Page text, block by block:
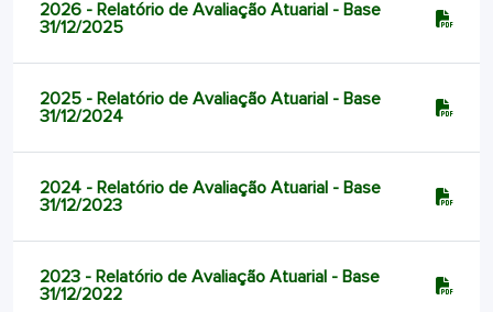
2026 - Relatório de Avaliação Atuarial - Base
31/12/2025
2025 - Relatório de Avaliação Atuarial - Base
31/12/2024
2024 - Relatório de Avaliação Atuarial - Base
31/12/2023
2023 - Relatório de Avaliação Atuarial - Base
31/12/2022